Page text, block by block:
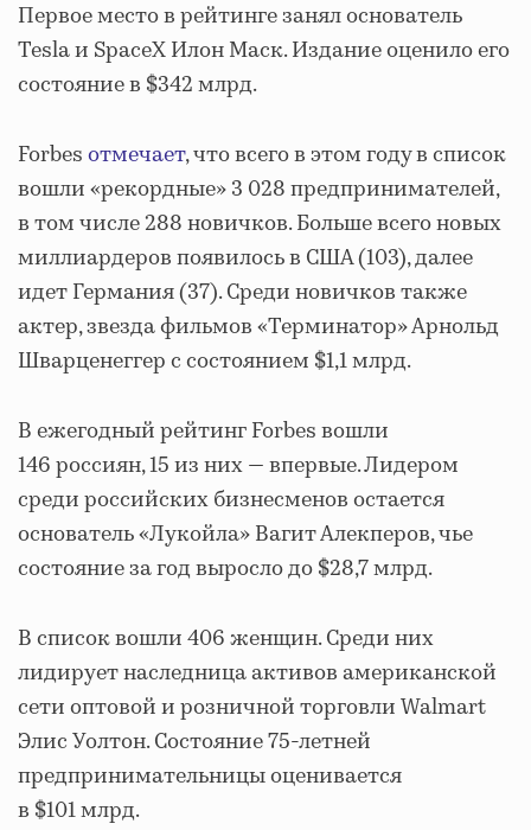
Первое место в рейтинге занял основатель
Tesla и SpaceX Илон Маск. Издание оценило его
состояние в $342 млрд.
Forbesотмечает, что всего в этом году в список
вошли «рекордные» 3 028 предпринимателей,
в том числе 288 новичков. Больше всего новых
миллиардеров появилось в США (103), далее
идет Германия (37). Среди новичков также
актер, звезда фильмов «Терминатор» Арнольд
Шварценеггер с состоянием $1,1 млрд.
В ежегодный рейтинг Forbes вошли
146 россиян, 15 из них — впервые. Лидером
среди российских бизнесменов остается
основатель «Лукойла» Вагит Алекперов, чье
состояние за год выросло до $28,7 млрд.
В список вошли 406 женщин. Среди них
лидирует наследница активов американской
сети оптовой и розничной торговли Walmart
Элис Уолтон. Состояние 75-летней
предпринимательницы оценивается
в $101 млрд.